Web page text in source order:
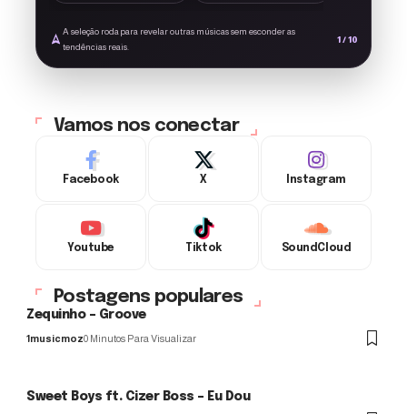
A seleção roda para revelar outras músicas sem esconder as
tendências reais.
1 / 10
Vamos nos conectar
Facebook X Instagram
Youtube Tiktok SoundCloud
Postagens populares
Zequinho – Groove
1musicmoz0 Minutos Para Visualizar
Sweet Boys ft. Cizer Boss – Eu Dou